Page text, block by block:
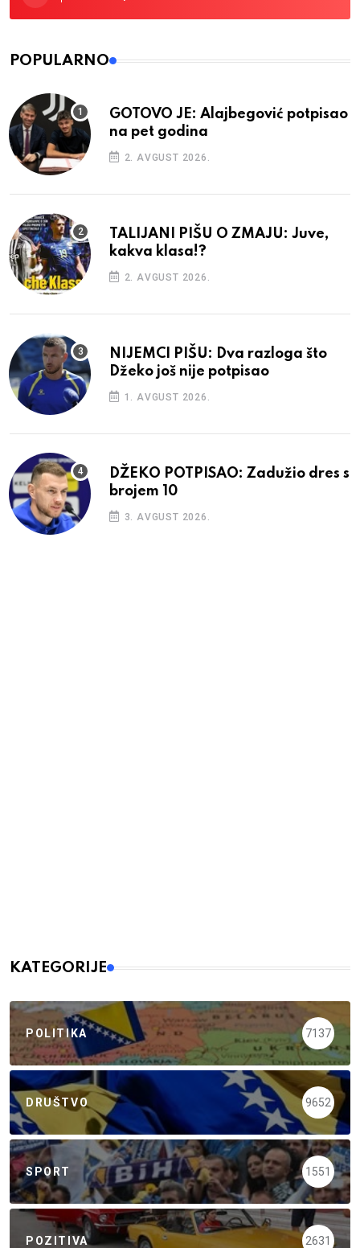
POPULARNO
GOTOVO JE: Alajbegović potpisao
na pet godina
2. AVGUST 2026.
TALIJANI PIŠU O ZMAJU: Juve,
kakva klasa!?
2. AVGUST 2026.
NIJEMCI PIŠU: Dva razloga što
Džeko još nije potpisao
1. AVGUST 2026.
DŽEKO POTPISAO: Zadužio dres s
brojem 10
3. AVGUST 2026.
KATEGORIJE
POLITIKA 7137
DRUŠTVO 9652
SPORT 1551
POZITIVA 2631